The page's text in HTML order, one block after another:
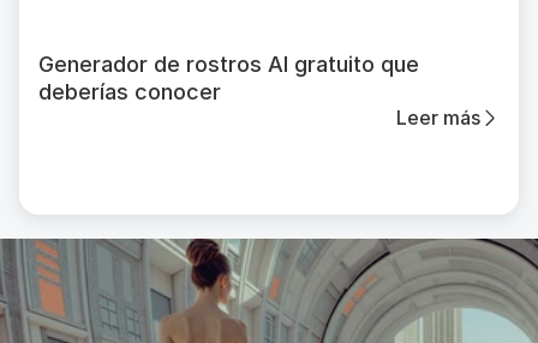
Generador de rostros AI gratuito que
deberías conocer
Leer más